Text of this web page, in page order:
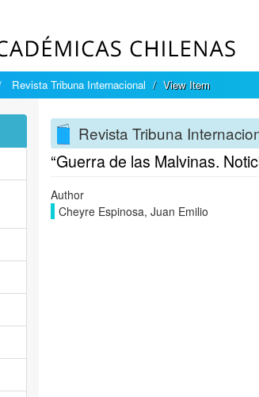
Revista Tribuna Internacional View Item
Revista Tribuna
“Guerra de las Malvinas.
Author
Cheyre Espinosa, Juan Emilio